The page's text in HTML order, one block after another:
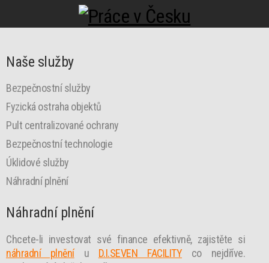
Naše služby
Bezpečnostní služby
Fyzická ostraha objektů
Pult centralizované ochrany
Bezpečnostní technologie
Úklidové služby
Náhradní plnění
Náhradní plnění
Chcete-li investovat své finance efektivně, zajistěte si
náhradní plněníu D.I.SEVEN FACILITY co nejdříve.